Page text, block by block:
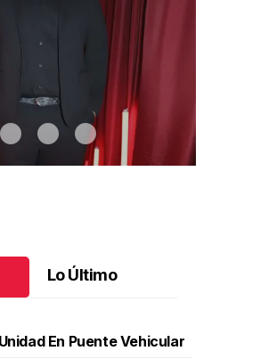
Lo Último
En Puente Vehicular